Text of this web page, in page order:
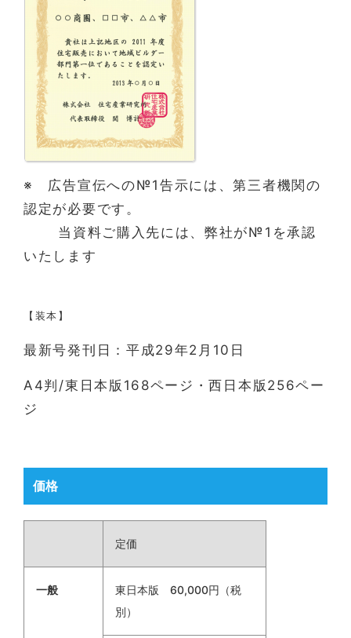
※ 広告宣伝への№1告示には、第三者機関の
認定が必要です。
当資料ご購入先には、弊社が№1を承認
いたします
【装本】
最新号発刊日：平成29年2月10日
A4判/東日本版168ページ・西日本版256ペー
ジ
価格
定価
一般
東日本版 60,000円（税
別）